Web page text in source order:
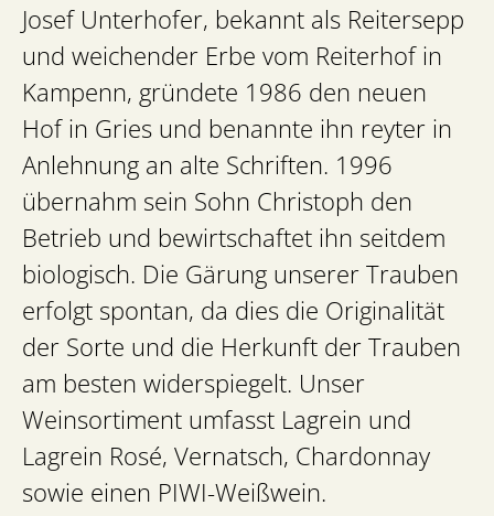
Josef Unterhofer, bekannt als Reitersepp
und weichender Erbe vom Reiterhof in
Kampenn, gründete 1986 den neuen
Hof in Gries und benannte ihn reyter in
Anlehnung an alte Schriften. 1996
übernahm sein Sohn Christoph den
Betrieb und bewirtschaftet ihn seitdem
biologisch. Die Gärung unserer Trauben
erfolgt spontan, da dies die Originalität
der Sorte und die Herkunft der Trauben
am besten widerspiegelt. Unser
Weinsortiment umfasst Lagrein und
Lagrein Rosé, Vernatsch, Chardonnay
sowie einen PIWI-Weißwein.